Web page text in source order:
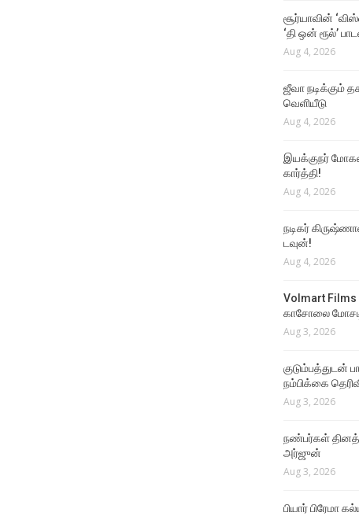
சூர்யாவின்
‘தி ஒன் ரூல்’
Aug 4, 2026
ஜீவா நடிக்கும்
வெளியீடு
Aug 4, 2026
இயக்குநர்
கார்த்தி!
Aug 4, 2026
நடிகர்
டவுன்!
Aug 4, 2026
Volmart Films
காசோலை
Aug 3, 2026
குடும்பத்துடன்
நம்பிக்கை
Aug 3, 2026
நண்பர்கள்
அர்ஜுன்
Aug 3, 2026
பியார் பிரேமா